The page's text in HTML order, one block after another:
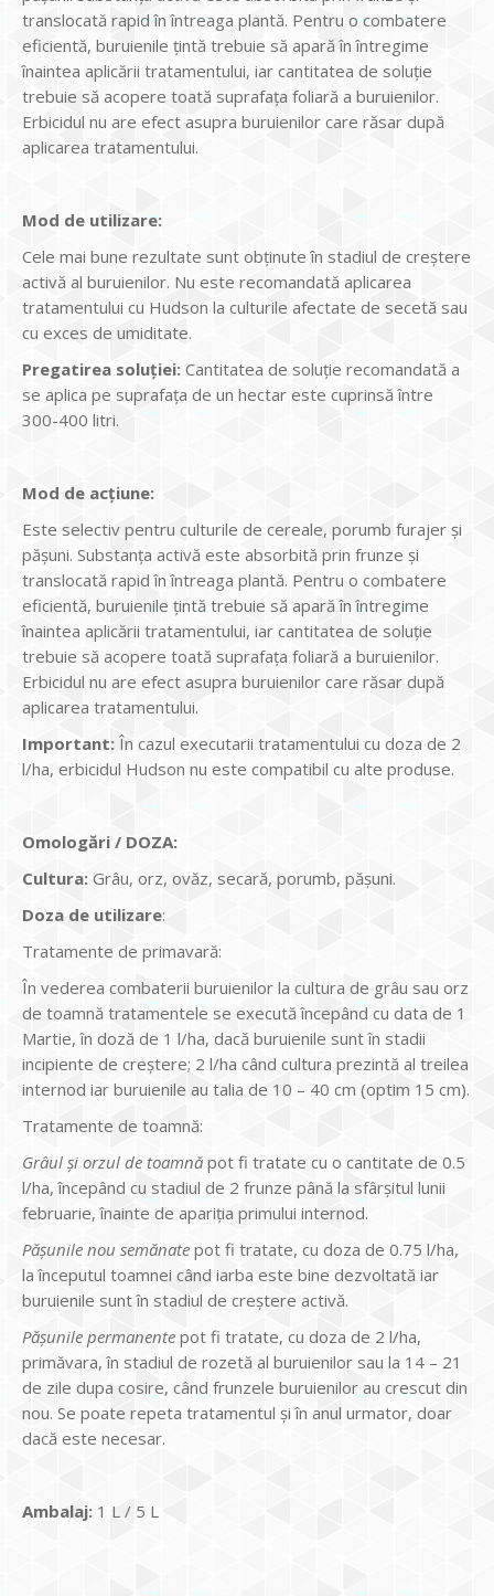
translocată rapid în întreaga plantă. Pentru o combatere
eficientă, buruienile ţintă trebuie să apară în întregime
înaintea aplicării tratamentului, iar cantitatea de soluţie
trebuie să acopere toată suprafaţa foliară a buruienilor.
Erbicidul nu are efect asupra buruienilor care răsar după
aplicarea tratamentului.
Mod de utilizare:
Cele mai bune rezultate sunt obţinute în stadiul de creştere
activă al buruienilor. Nu este recomandată aplicarea
tratamentului cu Hudson la culturile afectate de secetă sau
cu exces de umiditate.
Pregatirea soluţiei: Cantitatea de soluţie recomandată a
se aplica pe suprafaţa de un hectar este cuprinsă între
300-400 litri.
Mod de acţiune:
Este selectiv pentru culturile de cereale, porumb furajer și
pășuni. Substanţa activă este absorbită prin frunze şi
translocată rapid în întreaga plantă. Pentru o combatere
eficientă, buruienile ţintă trebuie să apară în întregime
înaintea aplicării tratamentului, iar cantitatea de soluţie
trebuie să acopere toată suprafaţa foliară a buruienilor.
Erbicidul nu are efect asupra buruienilor care răsar după
aplicarea tratamentului.
Important: În cazul executarii tratamentului cu doza de 2
l/ha, erbicidul Hudson nu este compatibil cu alte produse.
Omologări / DOZA:
Cultura: Grâu, orz, ovăz, secară, porumb, păşuni.
Doza de utilizare:
Tratamente de primavară:
În vederea combaterii buruienilor la cultura de grâu sau orz
de toamnă tratamentele se execută începând cu data de 1
Martie, în doză de 1 l/ha, dacă buruienile sunt în stadii
incipiente de creştere; 2 l/ha când cultura prezintă al treilea
internod iar buruienile au talia de 10 – 40 cm (optim 15 cm).
Tratamente de toamnă:
Grâul şi orzul de toamnă pot fi tratate cu o cantitate de 0.5
l/ha, începând cu stadiul de 2 frunze până la sfârşitul lunii
februarie, înainte de apariţia primului internod.
Păşunile nou semănate pot fi tratate, cu doza de 0.75 l/ha,
la începutul toamnei când iarba este bine dezvoltată iar
buruienile sunt în stadiul de creştere activă.
Păşunile permanente pot fi tratate, cu doza de 2 l/ha,
primăvara, în stadiul de rozetă al buruienilor sau la 14 – 21
de zile dupa cosire, când frunzele buruienilor au crescut din
nou. Se poate repeta tratamentul şi în anul urmator, doar
dacă este necesar.
Ambalaj: 1 L / 5 L